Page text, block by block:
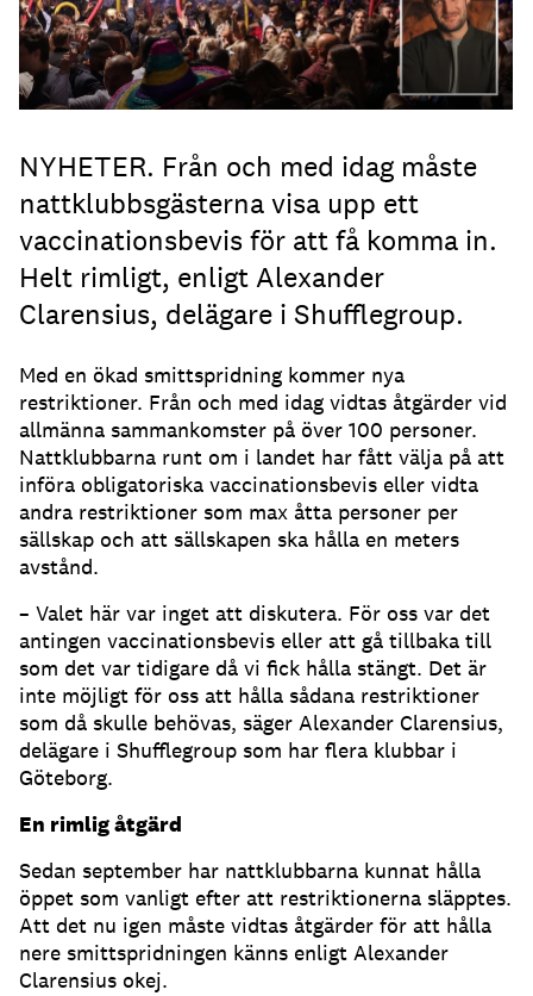
NYHETER. Från och med idag måste
nattklubbsgästerna visa upp ett
vaccinationsbevis för att få komma in.
Helt rimligt, enligt Alexander
Clarensius, delägare i Shufflegroup.
Med en ökad smittspridning kommer nya
restriktioner. Från och med idag vidtas åtgärder vid
allmänna sammankomster på över 100 personer.
Nattklubbarna runt om i landet har fått välja på att
införa obligatoriska vaccinationsbevis eller vidta
andra restriktioner som max åtta personer per
sällskap och att sällskapen ska hålla en meters
avstånd.
– Valet här var inget att diskutera. För oss var det
antingen vaccinationsbevis eller att gå tillbaka till
som det var tidigare då vi fick hålla stängt. Det är
inte möjligt för oss att hålla sådana restriktioner
som då skulle behövas, säger Alexander Clarensius,
delägare i Shufflegroup som har flera klubbar i
Göteborg.
En rimlig åtgärd
Sedan september har nattklubbarna kunnat hålla
öppet som vanligt efter att restriktionerna släpptes.
Att det nu igen måste vidtas åtgärder för att hålla
nere smittspridningen känns enligt Alexander
Clarensius okej.